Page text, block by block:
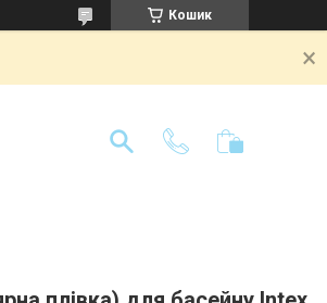
Кошик